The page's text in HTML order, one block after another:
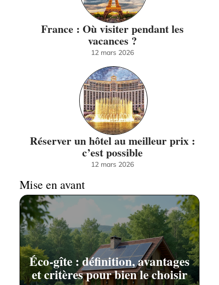
France : Où visiter pendant les
vacances ?
12 mars 2026
Réserver un hôtel au meilleur prix :
c’est possible
12 mars 2026
Mise en avant
Éco-gîte : définition, avantages
et critères pour bien le choisir